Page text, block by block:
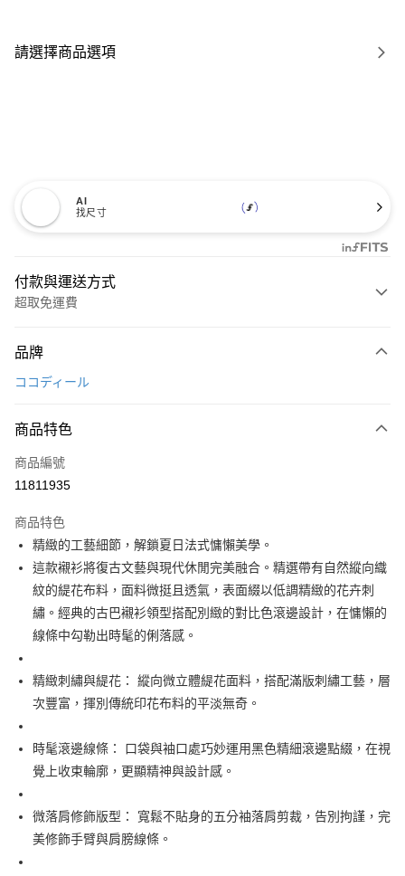
請選擇商品選項
AI
找尺寸
付款與運送方式
超取免運費
信用卡一次付款
LINE Pay
Apple Pay
悠遊付
大哥付你分期
相關說明
【大哥付你分期使用說明】
1.本服務由台灣大哥大提供，台灣大哥大用戶可立即使用無須另外申請。
2.付款方式選擇「大哥付你分期」，訂單成立後會自動跳轉到大哥付的交易
流程，驗證手機門號後，選擇欲分期的期數、繳款截止日，確認付款後即完
成交易。
3.實際核准額度、可分期數及費用金額請依後續交易確認頁面所載為準。
4.訂單成立30分鐘內，如未前往確認交易或遇審核未通過，訂單將自動取
【繳款方式說明】
1.分期款項不併入電信帳單，「大哥付你分期」於每月結算日後寄送繳費提
帳／街口支付／iPASS MONEY」等通路繳費。
1.本服務係由「台灣大哥大股份有限公司」（以下簡稱本公司）所提供，讓
AFTEE先享後付
相關說明
【關於「AFTEE先享後付」】
AFTEE先享後付是「在收到商品之後才付款」的支付方式。 讓您購物簡單
便利好安心！
１．簡單：不需註冊會員、不需綁卡、不需儲值。
２．便利：只要手機號碼，簡訊認證，即可結帳。
３．安心：先確認商品／服務後，再付款。
【「AFTEE先享後付」結帳流程】
１．於結帳方式選擇「AFTEE先享後付」後，將跳轉至「AFTEE先享後付」
結帳頁面，進行簡訊認證並確認金額後，即可完成結帳。
２．訂單成立數日內，您將收到繳費通知簡訊。
３．收到繳費通知簡訊後14天內，點擊此簡訊中的連結，可透過四大超商／
ATM／網路銀行／等多元方式進行付款，方視為交易完成。
ATM付款
全家取貨付款
免運費
付款後全家取貨
免運費
萊爾富取貨付款
品牌
ココディール
商品特色
商品編號
11811935
商品特色
精緻的工藝細節，解鎖夏日法式慵懶美學。
這款襯衫將復古文藝與現代休閒完美融合。精選帶有自然縱向織
紋的緹花布料，面料微挺且透氣，表面綴以低調精緻的花卉刺
繡。經典的古巴襯衫領型搭配別緻的對比色滾邊設計，在慵懶的
線條中勾勒出時髦的俐落感。
精緻刺繡與緹花： 縱向微立體緹花面料，搭配滿版刺繡工藝，層
次豐富，揮別傳統印花布料的平淡無奇。
時髦滾邊線條： 口袋與袖口處巧妙運用黑色精細滾邊點綴，在視
覺上收束輪廓，更顯精神與設計感。
微落肩修飾版型： 寬鬆不貼身的五分袖落肩剪裁，告別拘謹，完
美修飾手臂與肩膀線條。